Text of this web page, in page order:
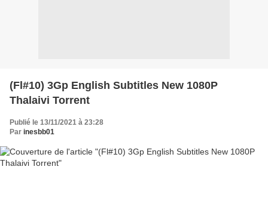
(Fl#10) 3Gp English Subtitles New 1080P
Thalaivi Torrent
Publié le 13/11/2021 à 23:28
Par inesbb01